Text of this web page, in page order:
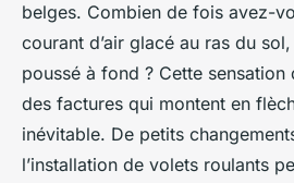
belges. Combien de fois avez-
courant d’air glacé au ras du
poussé à fond ? Cette
des factures qui montent en
inévitable. De petits
l’installation de volets roulants